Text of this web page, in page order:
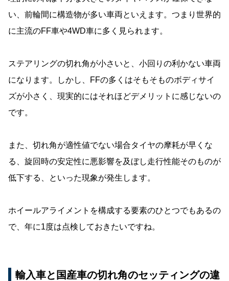
い、前輪間に構造物が多い車両といえます。つまり世界的
に主流のFF車や4WD車に多く見られます。
ステアリングの切れ角が小さいと、小回りの利かない車両
になります。しかし、FFの多くはそもそものボディサイ
ズが小さく、現実的にはそれほどデメリットに感じないの
です。
また、切れ角が適性値でない場合タイヤの摩耗が早くな
る、旋回時の安定性に悪影響を及ぼし走行性能そのものが
低下する、といった現象が発生します。
ホイールアライメントを構成する要素のひとつでもあるの
で、年に1度は点検しておきたいですね。
輸入車と国産車の切れ角のセッティングの違